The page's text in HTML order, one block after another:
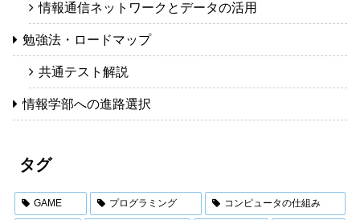
情報通信ネットワークとデータの活用
勉強法・ロードマップ
共通テスト解説
情報学部への進路選択
タグ
GAME プログラミング コンピュータの仕組み